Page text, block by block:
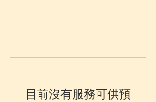
目前沒有服務可供預